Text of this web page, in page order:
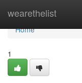
wearethelist
Home
Home
1